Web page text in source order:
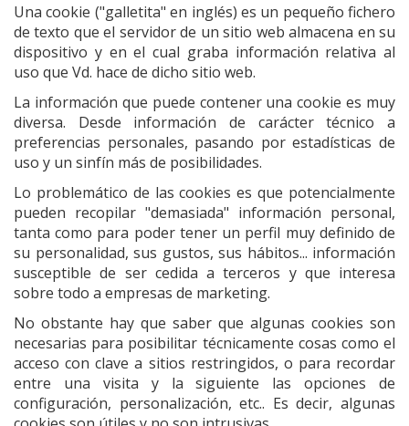
Una cookie ("galletita" en inglés) es un pequeño fichero
de texto que el servidor de un sitio web almacena en su
dispositivo y en el cual graba información relativa al
uso que Vd. hace de dicho sitio web.
La información que puede contener una cookie es muy
diversa. Desde información de carácter técnico a
preferencias personales, pasando por estadísticas de
uso y un sinfín más de posibilidades.
Lo problemático de las cookies es que potencialmente
pueden recopilar "demasiada" información personal,
tanta como para poder tener un perfil muy definido de
su personalidad, sus gustos, sus hábitos... información
susceptible de ser cedida a terceros y que interesa
sobre todo a empresas de marketing.
No obstante hay que saber que algunas cookies son
necesarias para posibilitar técnicamente cosas como el
acceso con clave a sitios restringidos, o para recordar
entre una visita y la siguiente las opciones de
configuración, personalización, etc.. Es decir, algunas